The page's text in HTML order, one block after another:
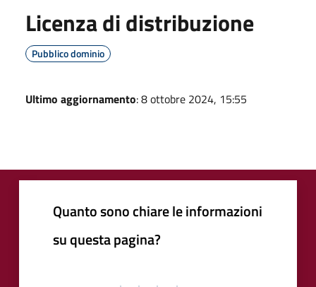
Licenza di distribuzione
Pubblico dominio
Ultimo aggiornamento: 8 ottobre 2024, 15:55
Quanto sono chiare le informazioni
su questa pagina?